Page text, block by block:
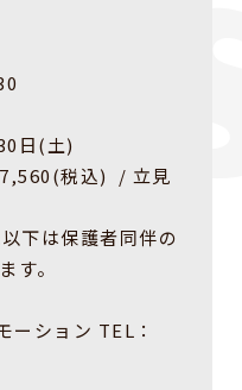
日(土)
税込) / 立見
下は保護者同伴の
す。
ーション TEL：